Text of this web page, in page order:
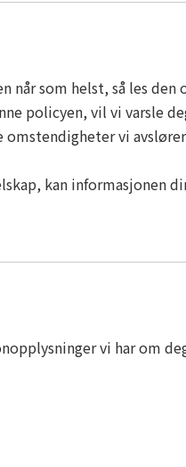
som helst, så les
policyen, vil vi varsle
vi
kan informasjonen
vi har om